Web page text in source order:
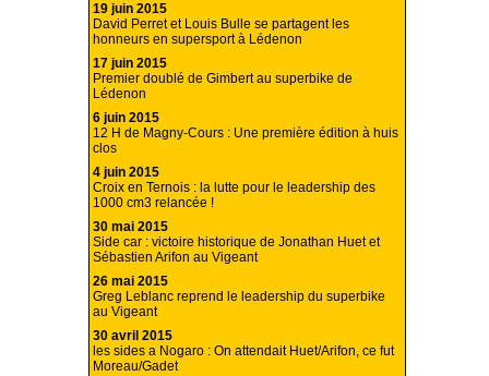
19 juin 2015
David Perret et Louis Bulle se partagent les
honneurs en supersport à Lédenon
17 juin 2015
Premier doublé de Gimbert au superbike de
Lédenon
6 juin 2015
12 H de Magny-Cours : Une première édition à huis
clos
4 juin 2015
Croix en Ternois : la lutte pour le leadership des
1000 cm3 relancée !
30 mai 2015
Side car : victoire historique de Jonathan Huet et
Sébastien Arifon au Vigeant
26 mai 2015
Greg Leblanc reprend le leadership du superbike
au Vigeant
30 avril 2015
les sides a Nogaro : On attendait Huet/Arifon, ce fut
Moreau/Gadet